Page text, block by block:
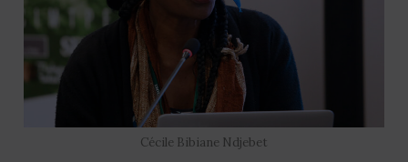
Cécile Bibiane Ndjebet